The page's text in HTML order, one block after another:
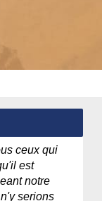
ceux qui
est
notre
serions